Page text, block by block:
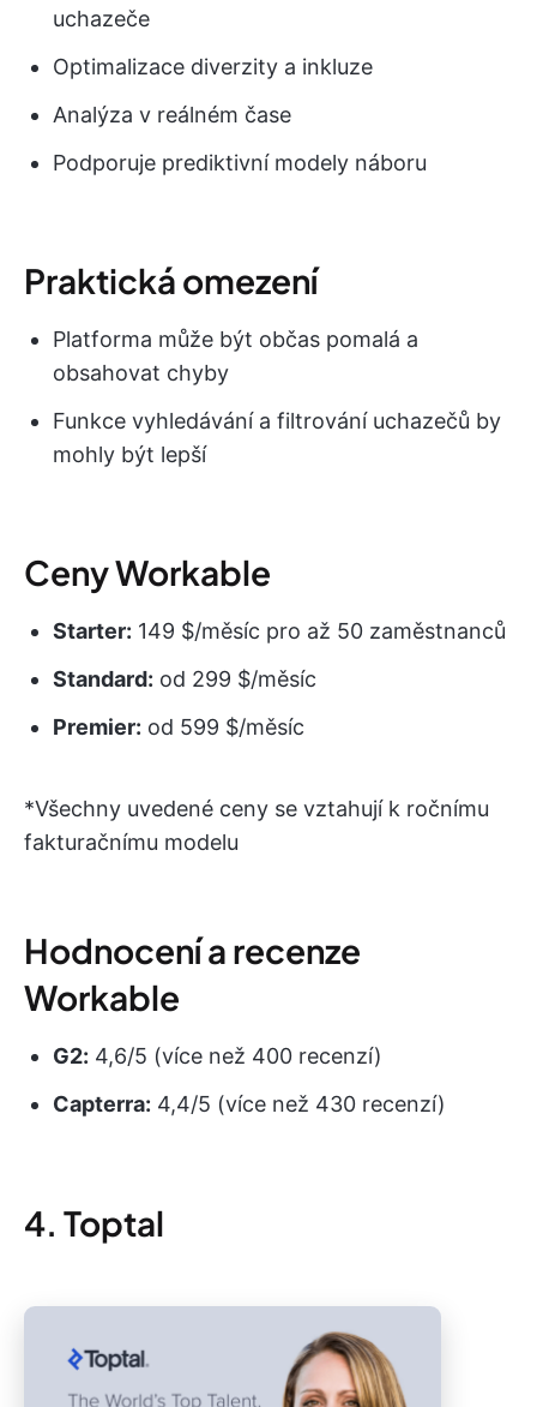
uchazeče
Optimalizace diverzity a inkluze
Analýza v reálném čase
Podporuje prediktivní modely náboru
Praktická omezení
Platforma může být občas pomalá a
obsahovat chyby
Funkce vyhledávání a filtrování uchazečů by
mohly být lepší
Ceny Workable
Starter: 149 $/měsíc pro až 50 zaměstnanců
Standard: od 299 $/měsíc
Premier: od 599 $/měsíc
*Všechny uvedené ceny se vztahují k ročnímu
fakturačnímu modelu
Hodnocení a recenze
Workable
G2: 4,6/5 (více než 400 recenzí)
Capterra: 4,4/5 (více než 430 recenzí)
4. Toptal